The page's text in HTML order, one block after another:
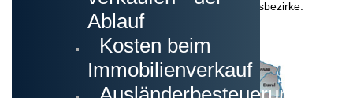
Ablauf
Kosten beim
Immobilienverkauf
Hier eine Übersicht der Regionen und Verwaltungsbezirke: